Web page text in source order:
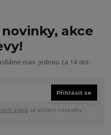
akce
max. jednou za 14 dní.
Přihlásit se
údajů za účelem rozesílky